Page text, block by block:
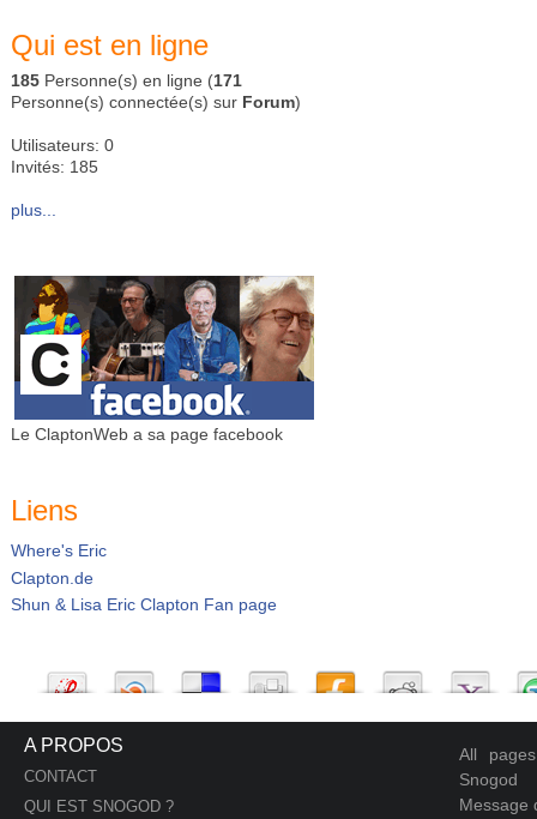
Qui est en ligne
185 Personne(s) en ligne (171
Personne(s) connectée(s) sur Forum)
Utilisateurs: 0
Invités: 185
plus...
Le ClaptonWeb a sa page facebook
Liens
Where's Eric
Clapton.de
Shun & Lisa Eric Clapton Fan page
A PROPOS
CONTACT
QUI EST SNOGOD ?
All
Snogod
Message